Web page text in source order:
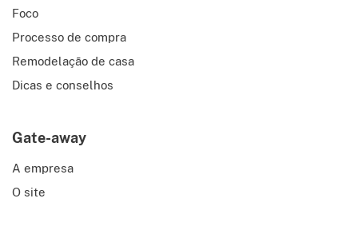
Foco
Processo de compra
Remodelação de casa
Dicas e conselhos
Gate-away
A empresa
O site